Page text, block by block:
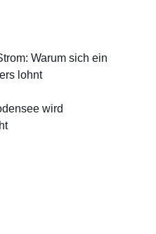
Warum sich ein
lohnt